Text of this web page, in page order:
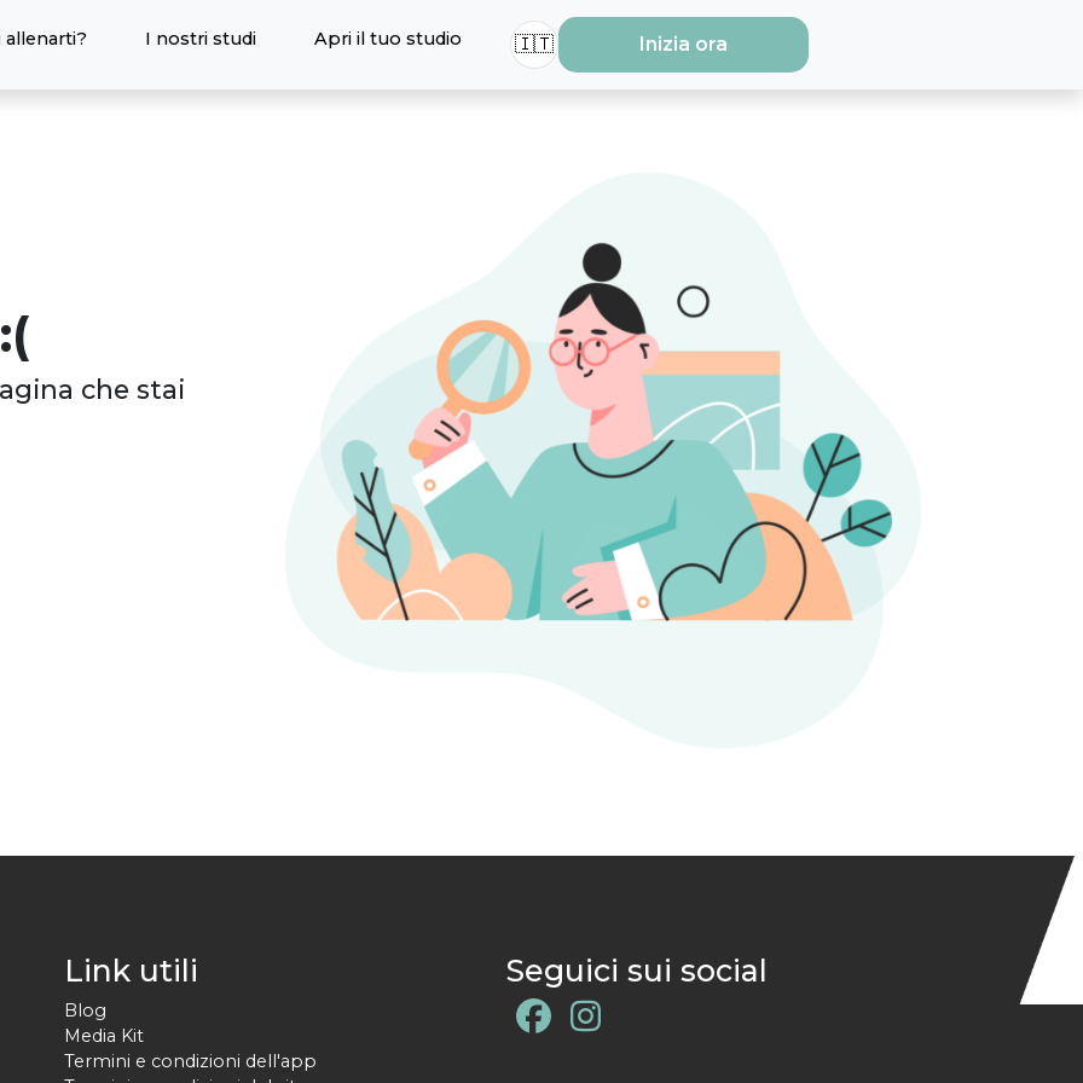
allenarti? I nostri studi Apri il tuo studio 🇮🇹 Inizia ora
che stai
Link utili
Blog
Media Kit
Termini e condizioni dell'app
Seguici sui social